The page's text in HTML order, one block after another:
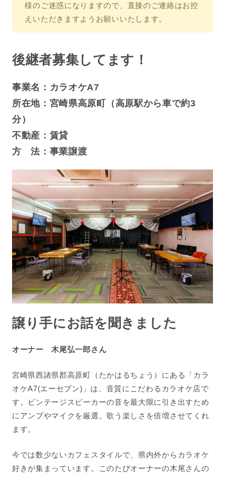
様のご迷惑になりますので、直接のご連絡はお控
えいただきますようお願いいたします。
後継者募集してます！
事業名：カラオケA7
所在地：宮崎県高原町（高原駅から車で約3
分）
不動産：賃貸
方 法：事業譲渡
譲り手にお話を聞きました
オーナー 木尾弘一郎さん
宮崎県西諸県郡高原町（たかはるちょう）にある「カラ
オケA7(エーセブン)」は、音質にこだわるカラオケ店で
す。ビンテージスピーカーの音を最大限に引き出すため
にアンプやマイクを厳選。歌う楽しさを倍増させてくれ
ます。
今では数少ないカフェスタイルで、県内外からカラオケ
好きが集まっています。このたびオーナーの木尾さんの